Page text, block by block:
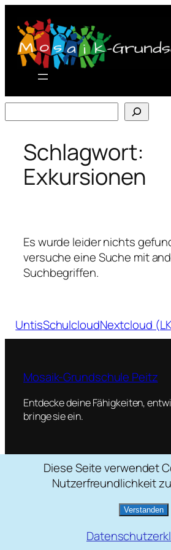
Inhalt
springen
Schlagwort:
Exkursionen
Es wurde leider nichts
versuche eine Suche mit
Suchbegriffen.
UntisSchulcloudNextcloud
Mosaik-Grundschule Peitz
Entdecke deine Fähigkeiten,
bringe sie ein.
Schulstraße 2, 03185
035601 /
mosaik[at]grundschule-
Diese Seite verwendet
Nutzerfreundlichkeit
Verstanden